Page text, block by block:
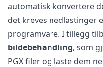
automatisk konvertere
det kreves nedlastinger
programvare. I tillegg
bildebehandling, som
PGX filer og laste dem